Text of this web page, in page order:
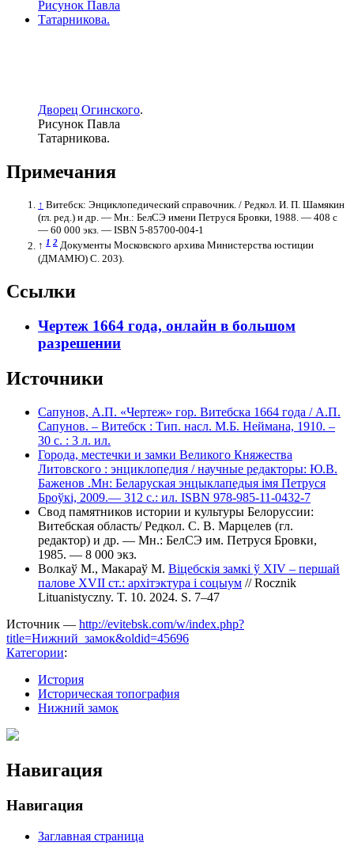
Дворец Огинского.
Рисунок Павла
Татарникова.
Примечания
↑ Витебск: Энциклопедический справочник. / Редкол. И. П. Шамякин
(гл. ред.) и др. — Мн.: БелСЭ имени Петруся Бровки, 1988. — 408 с
— 60 000 экз. — ISBN 5-85700-004-1
↑ 1 2 Документы Московского архива Министерства юстиции
(ДМАМЮ) С. 203).
Ссылки
Чертеж 1664 года, онлайн в большом
разрешении
Источники
Сапунов, А.П. «Чертеж» гор. Витебска 1664 года / А.П.
Сапунов. – Витебск : Тип. насл. М.Б. Неймана, 1910. –
30 с. : 3 л. ил.
Города, местечки и замки Великого Княжества
Литовского : энциклопедия / научные редакторы: Ю.В.
Баженов .Мн: Беларуская энцыклапедыя імя Петруся
Броўкі, 2009.— 312 с.: ил. ISBN 978-985-11-0432-7
Свод памятников истории и культуры Белоруссии:
Витебская область/ Редкол. С. В. Марцелев (гл.
редактор) и др. — Мн.: БелСЭ им. Петруся Бровки,
1985. — 8 000 экз.
Волкаў М., Макараў М. Віцебскія замкі ў XIV – першай
палове XVII ст.: архітэктура і соцыум // Rocznik
Lituanistyczny. T. 10. 2024. S. 7–47
Источник — http://evitebsk.com/w/index.php?
title=Нижний_замок&oldid=45696
Категории:
История
Историческая топография
Нижний замок
Навигация
Навигация
Заглавная страница